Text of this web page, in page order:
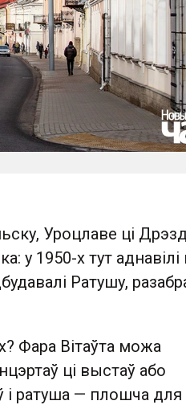
Уроцлаве ці
у 1950-х тут аднавілі
Ратушу,
Фара Вітаўта можа
ці выстаў або
і ратуша — плошча для